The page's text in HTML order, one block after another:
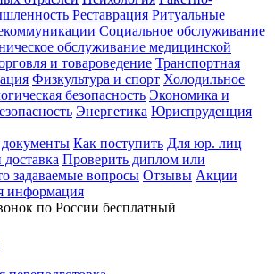
Реставрация Ритуальные
Социальное обслуживание
обслуживание медицинской
и товароведение Транспортная
Физкультура и спорт Холодильное
безопасность Экономика и
Энергетика Юриспруденция
Как поступить Для юр. лиц
Проверить диплом или
задаваемые вопросы Отзывы Акции
информация
по России бесплатный